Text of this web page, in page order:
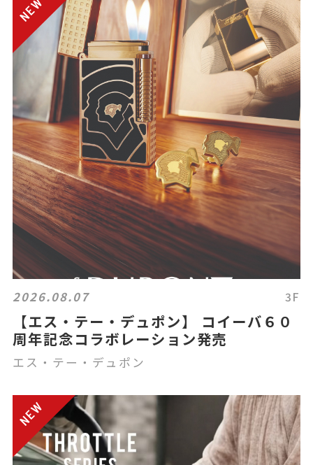
2026.08.07 3F
【エス・テー・デュポン】 コイーバ６０
周年記念コラボレーション発売
エス・テー・デュポン